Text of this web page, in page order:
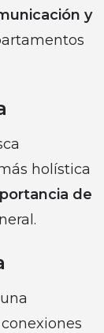
y
holística
de